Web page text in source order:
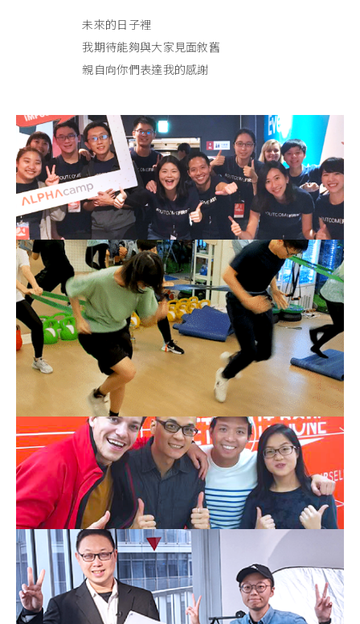
未來的日子裡
我期待能夠與大家見面敘舊
親自向你們表達我的感謝